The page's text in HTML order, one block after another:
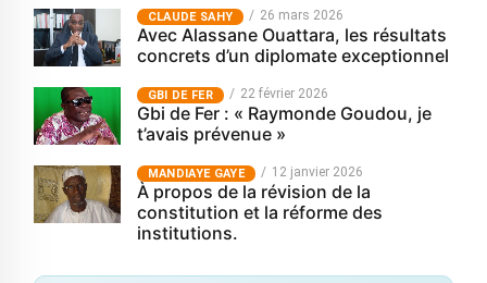
CLAUDE SAHY 26 mars 2026
Avec Alassane Ouattara, les résultats
concrets d’un diplomate exceptionnel
GBI DE FER 22 février 2026
Gbi de Fer : « Raymonde Goudou, je
t’avais prévenue »
MANDIAYE GAYE 12 janvier 2026
À propos de la révision de la
constitution et la réforme des
institutions.